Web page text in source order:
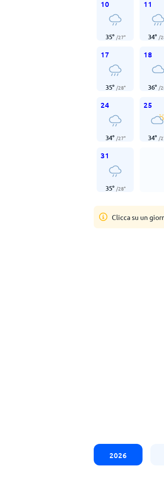
10
35° /27°
11
34° /
17
35° /28°
18
36° /
24
34° /27°
25
34° /
31
35° /28°
Clicca su un
2026